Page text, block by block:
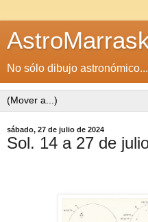
No sólo dibujo
sábado, 27 de julio de 2024
Sol. 14 a 27 de